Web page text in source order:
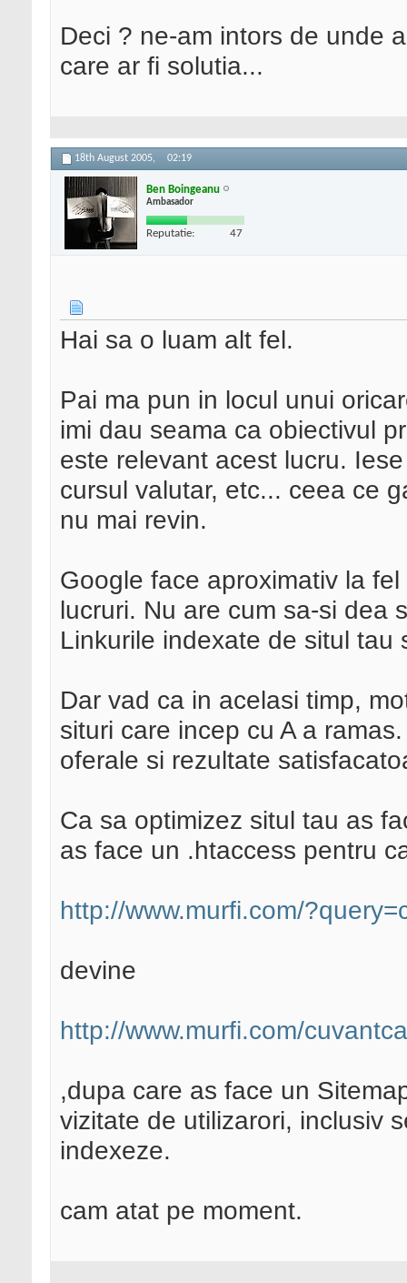
Deci ? ne-am intors de unde
care ar fi solutia...
18th August 2005, 02:19
Ben Boingeanu
Ambasador
Reputatie: 47
Hai sa o luam alt fel.
Pai ma pun in locul unui
imi dau seama ca obiectivul
este relevant acest lucru.
cursul valutar, etc... ceea ce
nu mai revin.
Google face aproximativ la
lucruri. Nu are cum sa-si dea
Linkurile indexate de situl tau
Dar vad ca in acelasi timp,
situri care incep cu A a
oferale si rezultate
Ca sa optimizez situl tau as
as face un .htaccess pentru
http://www.murfi.com/
devine
http://www.murfi.com/
,dupa care as face un
vizitate de utilizarori, inclusiv
indexeze.
cam atat pe moment.